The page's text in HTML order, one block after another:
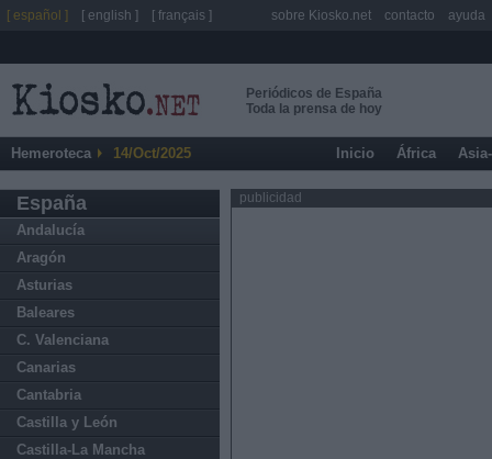
Periódicos de España
Toda la prensa de hoy
Hemeroteca 14/Oct/2025 Inicio África
España
Andalucía
Aragón
Asturias
Baleares
C. Valenciana
Canarias
Cantabria
Castilla y León
Castilla-La Mancha
publicidad
[ español ] [ english ] [ français ] sobre Kiosko.net contacto ayuda